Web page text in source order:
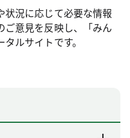
状況に応じて必要な情報
ご意見を反映し、「みん
ルサイトです。